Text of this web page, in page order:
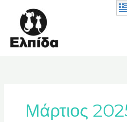
περιεχόμενο
Μάρτιος